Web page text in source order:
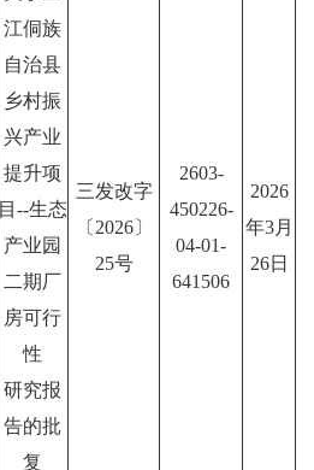
江侗族
自治县
乡村振
兴产业
提升项
目--生态
产业园
二期厂
房可行
性
研究报
告的批
复
三发改字
〔2026〕
25号
2603-
450226-
04-01-
641506
2026
年3月
26日